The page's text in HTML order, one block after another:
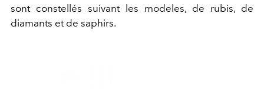
sont constellés suivant les modeles, de rubis, de
diamants et de saphirs.